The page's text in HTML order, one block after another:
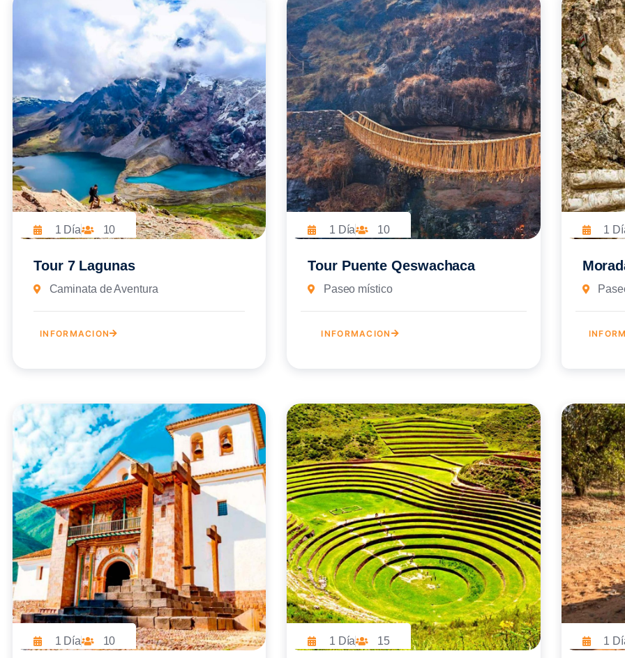
1 Día 10
Tour 7 Lagunas
Caminata de Aventura
INFORMACION
1 Día 10
Tour Puente Qeswachaca
Paseo místico
INFORMACION
1
1 Día 10 1 Día 15 1